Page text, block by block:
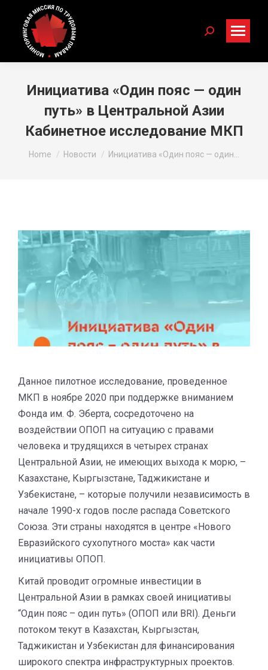
Search:
Инициатива «Один пояс — один
путь» в Центральной Азии
Кабинетное исследование МКП
You are here:
Home Новости Инициатива «Один пояс — один…
Данное пилотное исследование, проведенное
МКП в ноябре 2020 при поддержке вниманием
Фонда им. Ф. Эберта, сосредоточено на
воздействии ОПОП на ситуацию с правами
человека и трудящихся в четырех странах
Центральной Азии, не имеющих выхода к морю, –
Казахстане, Кыргызстане, Таджикистане и
Узбекистане, – которые получили независимость в
начале 1990-х годов после распада Советского
Союза. Эти страны находятся в центре «Нового
Евразийского сухопутного моста» как части
инициативы ОПОП.
Китай проводит огромные инвестиции в
Центральной Азии в рамках своей инициативы
“Один пояс – один путь» (ОПОП или BRI). Деньги
потоком текут в Казахстан, Кыргызстан,
Таджикистан и Узбекистан для финансирования
широкого спектра инфраструктурных проектов.